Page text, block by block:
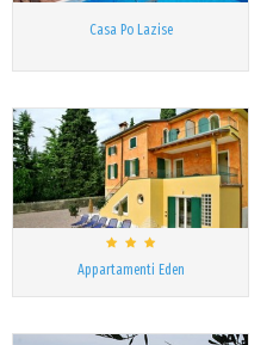
Casa Po Lazise
Appartamenti Eden